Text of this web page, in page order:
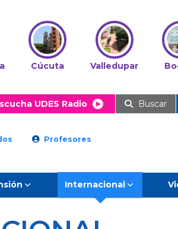
Cúcuta Valledupar
UDES Radio Buscar
Profesores
Internacional